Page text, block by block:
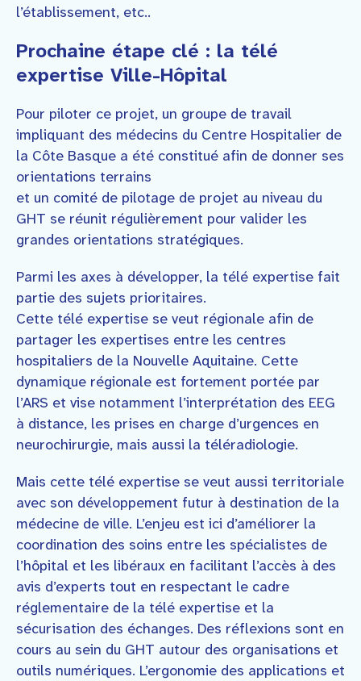
l’établissement, etc..
Prochaine étape clé : la télé
expertise Ville-Hôpital
Pour piloter ce projet, un groupe de travail
impliquant des médecins du Centre Hospitalier de
la Côte Basque a été constitué afin de donner ses
orientations terrains
et un comité de pilotage de projet au niveau du
GHT se réunit régulièrement pour valider les
grandes orientations stratégiques.
Parmi les axes à développer, la télé expertise fait
partie des sujets prioritaires.
Cette télé expertise se veut régionale afin de
partager les expertises entre les centres
hospitaliers de la Nouvelle Aquitaine. Cette
dynamique régionale est fortement portée par
l’ARS et vise notamment l’interprétation des EEG
à distance, les prises en charge d’urgences en
neurochirurgie, mais aussi la téléradiologie.
Mais cette télé expertise se veut aussi territoriale
avec son développement futur à destination de la
médecine de ville. L’enjeu est ici d’améliorer la
coordination des soins entre les spécialistes de
l’hôpital et les libéraux en facilitant l’accès à des
avis d’experts tout en respectant le cadre
réglementaire de la télé expertise et la
sécurisation des échanges. Des réflexions sont en
cours au sein du GHT autour des organisations et
outils numériques. L’ergonomie des applications et